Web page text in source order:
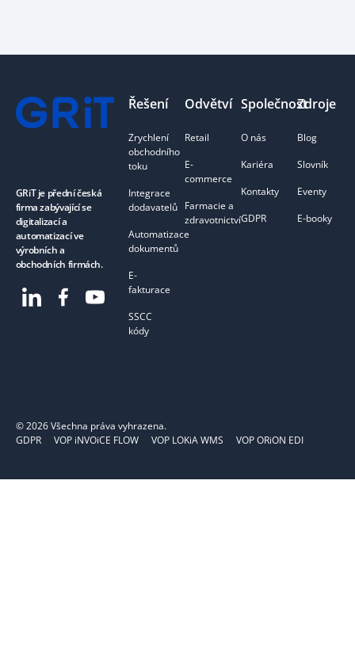
GRiT je přední česká
firma zabývající se
digitalizací a
automatizací ve
výrobních a
obchodních firmách.
Řešení
Zrychlení
obchodního
toku
Integrace
dodavatelů
Automatizace
dokumentů
E-
fakturace
SSCC
kódy
Odvětví
Retail
E-
commerce
Farmacie a
zdravotnictví
Společnost
O nás
Kariéra
Kontakty
GDPR
Zdroje
Blog
Slovník
Eventy
E-booky
©2026Všechna práva vyhrazena.
GDPR
VOP iNVOiCE FLOW VOP LOKiA WMS VOP ORiON EDI